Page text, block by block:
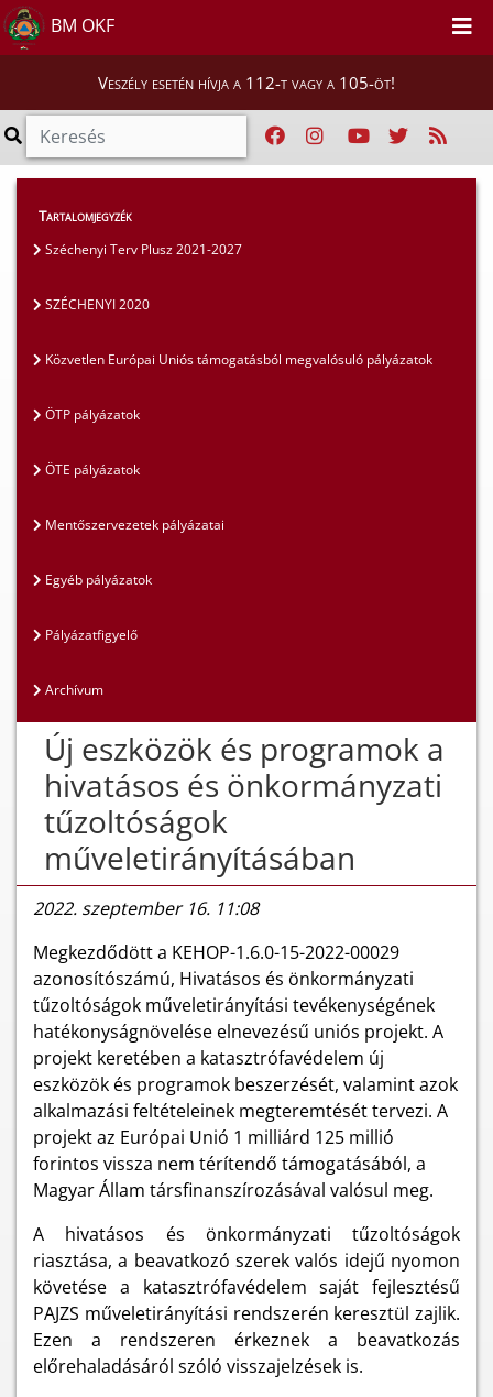
BM OKF
Veszély esetén hívja a 112-t vagy a 105-öt!
Szakmai tájékoztatók
SZÉCHENYI 2020
Tartalomjegyzék
Széchenyi Terv Plusz 2021-2027
SZÉCHENYI 2020
Közvetlen Európai Uniós támogatásból megvalósuló pályázatok
ÖTP pályázatok
ÖTE pályázatok
Mentőszervezetek pályázatai
Egyéb pályázatok
Pályázatfigyelő
Archívum
Új eszközök és programok a
hivatásos és önkormányzati
tűzoltóságok
műveletirányításában
2022. szeptember 16. 11:08
Megkezdődött a KEHOP-1.6.0-15-2022-00029
azonosítószámú, Hivatásos és önkormányzati
tűzoltóságok műveletirányítási tevékenységének
hatékonyságnövelése elnevezésű uniós projekt. A
projekt keretében a katasztrófavédelem új
eszközök és programok beszerzését, valamint azok
alkalmazási feltételeinek megteremtését tervezi. A
projekt az Európai Unió 1 milliárd 125 millió
forintos vissza nem térítendő támogatásából, a
Magyar Állam társfinanszírozásával valósul meg.
A hivatásos és önkormányzati tűzoltóságok
riasztása, a beavatkozó szerek valós idejű nyomon
követése a katasztrófavédelem saját fejlesztésű
PAJZS műveletirányítási rendszerén keresztül zajlik.
Ezen a rendszeren érkeznek a beavatkozás
előrehaladásáról szóló visszajelzések is.